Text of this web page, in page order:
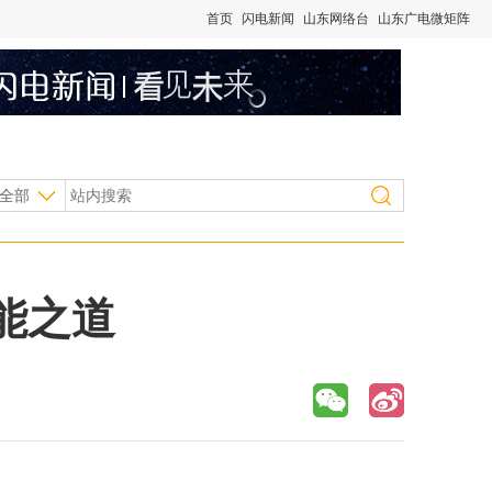
首页 闪电新闻 山东网络台 山东广电微矩阵
部
之道